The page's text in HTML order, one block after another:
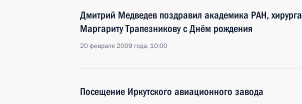
Дмитрий Медведев поздравил академика РАН, хирурга
Маргариту Трапезникову с Днём рождения
20 февраля 2009 года, 10:00
Посещение Иркутского авиационного завода